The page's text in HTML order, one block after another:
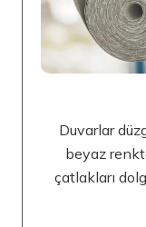
Duvarlar
beyaz
çatlakları